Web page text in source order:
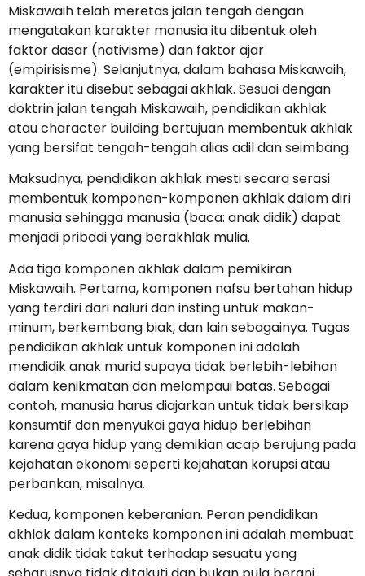
Miskawaih telah meretas jalan tengah dengan
mengatakan karakter manusia itu dibentuk oleh
faktor dasar (nativisme) dan faktor ajar
(empirisisme). Selanjutnya, dalam bahasa Miskawaih,
karakter itu disebut sebagai akhlak. Sesuai dengan
doktrin jalan tengah Miskawaih, pendidikan akhlak
atau character building bertujuan membentuk akhlak
yang bersifat tengah-tengah alias adil dan seimbang.
Maksudnya, pendidikan akhlak mesti secara serasi
membentuk komponen-komponen akhlak dalam diri
manusia sehingga manusia (baca: anak didik) dapat
menjadi pribadi yang berakhlak mulia.
Ada tiga komponen akhlak dalam pemikiran
Miskawaih. Pertama, komponen nafsu bertahan hidup
yang terdiri dari naluri dan insting untuk makan-
minum, berkembang biak, dan lain sebagainya. Tugas
pendidikan akhlak untuk komponen ini adalah
mendidik anak murid supaya tidak berlebih-lebihan
dalam kenikmatan dan melampaui batas. Sebagai
contoh, manusia harus diajarkan untuk tidak bersikap
konsumtif dan menyukai gaya hidup berlebihan
karena gaya hidup yang demikian acap berujung pada
kejahatan ekonomi seperti kejahatan korupsi atau
perbankan, misalnya.
Kedua, komponen keberanian. Peran pendidikan
akhlak dalam konteks komponen ini adalah membuat
anak didik tidak takut terhadap sesuatu yang